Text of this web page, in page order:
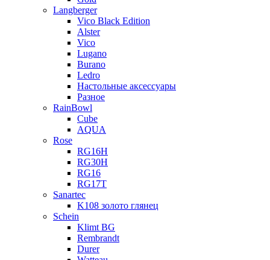
Langberger
Vico Black Edition
Alster
Vico
Lugano
Burano
Ledro
Настольные аксессуары
Разное
RainBowl
Cube
AQUA
Rose
RG16H
RG30H
RG16
RG17T
Sanartec
K108 золото глянец
Schein
Klimt BG
Rembrandt
Durer